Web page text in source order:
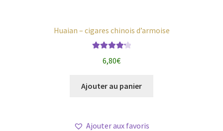
Huaian – cigares chinois d’armoise
sur 5
6,80€
Ajouter au panier
Ajouter aux favoris